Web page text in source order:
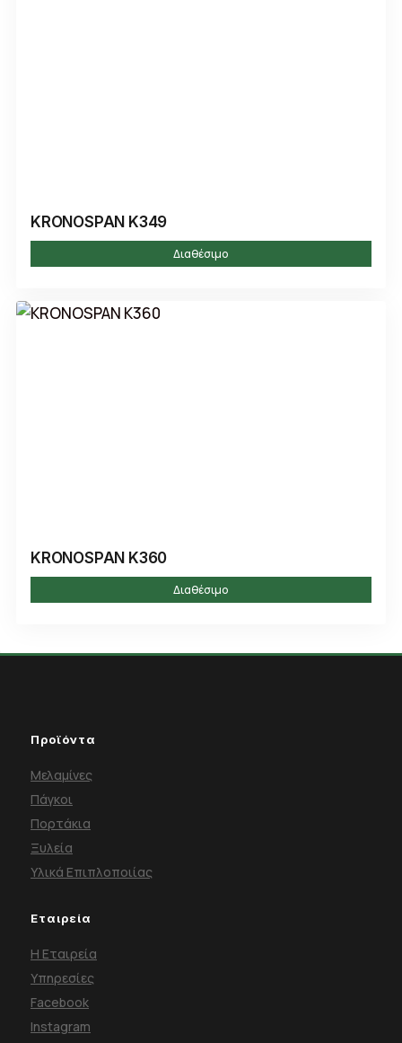
KRONOSPAN K349
Διαθέσιμο
KRONOSPAN K360
Διαθέσιμο
Προϊόντα
Μελαμίνες
Πάγκοι
Πορτάκια
Ξυλεία
Υλικά Επιπλοποιίας
Εταιρεία
Η Εταιρεία
Υπηρεσίες
Facebook
Instagram